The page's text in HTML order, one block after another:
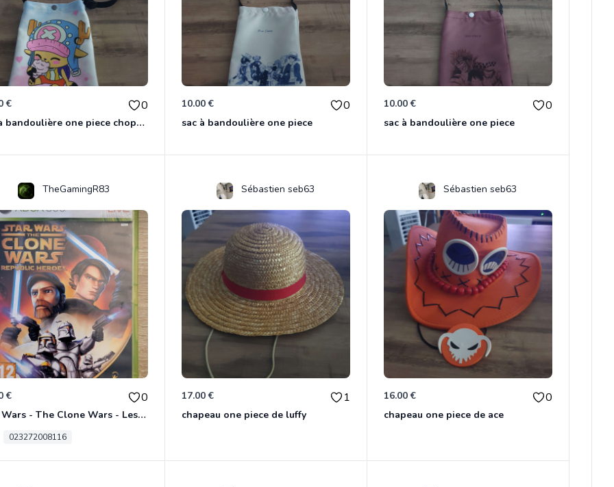
€ 0
sac à bandoulière one piece chopper
10.00 € 0
sac à bandoulière one piece
10.00 € 0
sac à bandoulière one piece
TheGamingR83
€ 0
Star Wars - The Clone Wars - Les Héros De La République Xbox 360
023272008116
Sébastien seb63
17.00 € 1
chapeau one piece de luffy
Sébastien seb63
16.00 € 0
chapeau one piece de ace